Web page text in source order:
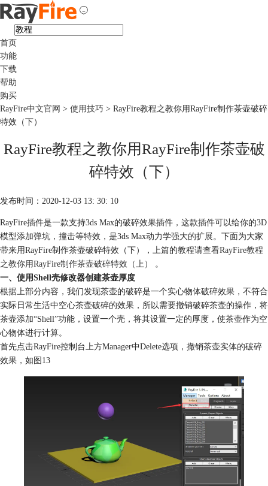
首页
功能
下载
帮助
购买
RayFire中文官网 > 使用技巧 > RayFire教程之教你用RayFire制作茶壶破碎
特效（下）
RayFire教程之教你用RayFire制作茶壶破
碎特效（下）
发布时间：2020-12-03 13: 30: 10
RayFire插件是一款支持3ds Max的破碎效果插件，这款插件可以给你的3D
模型添加弹坑，撞击等特效，是3ds Max动力学强大的扩展。下面为大家
带来用RayFire制作茶壶破碎特效（下），上篇的教程请查看RayFire教程
之教你用RayFire制作茶壶破碎特效（上）
。
一、使用Shell壳修改器创建茶壶厚度
根据上部分内容，我们发现茶壶的破碎是一个实心物体破碎效果，不符合
实际日常生活中空心茶壶破碎的效果，所以需要撤销破碎茶壶的操作，将
茶壶添加“Shell”功能，设置一个壳，将其设置一定的厚度，使茶壶作为空
心物体进行计算。
首先点击RayFire控制台上方Manager中Delete选项，撤销茶壶实体的破碎
效果，如图13